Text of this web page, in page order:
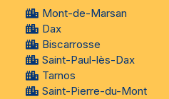
Mont-de-Marsan
Dax
Biscarrosse
Saint-Paul-lès-Dax
Tarnos
Saint-Pierre-du-Mont